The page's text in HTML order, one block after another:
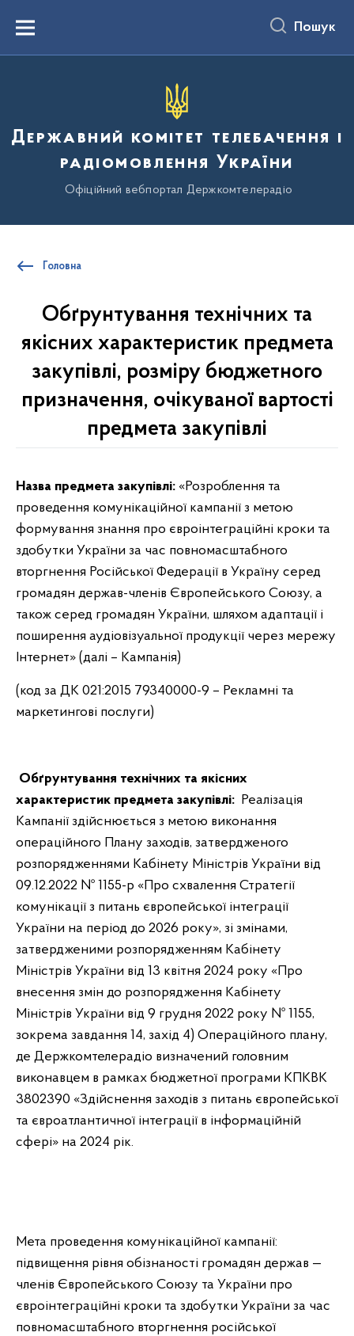
вмістуMenu Пошук
Державний комітет телебачення і
радіомовлення України
Офіційний вебпортал Держкомтелерадіо
Головна
Обґрунтування технічних та
якісних характеристик предмета
закупівлі, розміру бюджетного
призначення, очікуваної вартості
предмета закупівлі
Назва предмета закупівлі: «Розроблення та
проведення комунікаційної кампанії з метою
формування знання про євроінтеграційні кроки та
здобутки України за час повномасштабного
вторгнення Російської Федерації в Україну серед
громадян держав-членів Європейського Союзу, а
також серед громадян України, шляхом адаптації і
поширення аудіовізуальної продукції через мережу
Інтернет» (далі – Кампанія)
(код за ДК 021:2015 79340000-9 – Рекламні та
маркетингові послуги)
Обґрунтування технічних та якісних
характеристик предмета закупівлі: Реалізація
Кампанії здійснюється з метою виконання
операційного Плану заходів, затвердженого
розпорядженнями Кабінету Міністрів України від
09.12.2022 № 1155-р «Про схвалення Стратегії
комунікації з питань європейської інтеграції
України на період до 2026 року», зі змінами,
затвердженими розпорядженням Кабінету
Міністрів України від 13 квітня 2024 року «Про
внесення змін до розпорядження Кабінету
Міністрів України від 9 грудня 2022 року № 1155,
зокрема завдання 14, захід 4) Операційного плану,
де Держкомтелерадіо визначений головним
виконавцем в рамках бюджетної програми КПКВК
3802390 «Здійснення заходів з питань європейської
та євроатлантичної інтеграції в інформаційній
сфері» на 2024 рік.
Мета проведення комунікаційної кампанії:
підвищення рівня обізнаності громадян держав —
членів Європейського Союзу та України про
євроінтеграційні кроки та здобутки України за час
повномасштабного вторгнення російської